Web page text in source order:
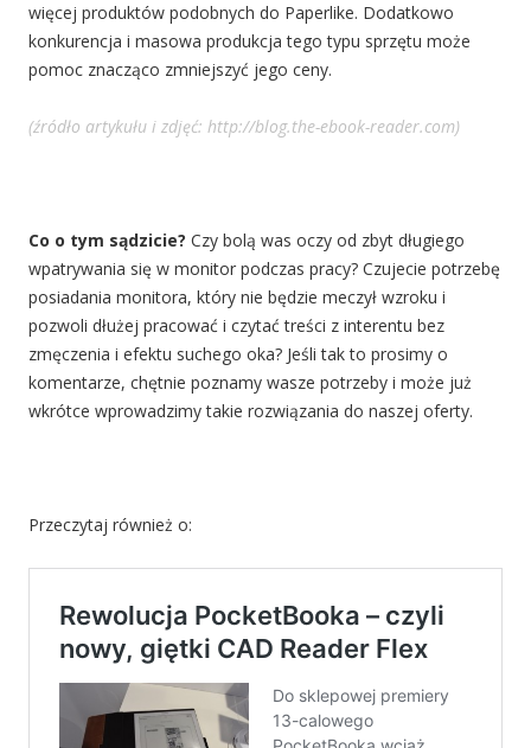
więcej produktów podobnych do Paperlike. Dodatkowo
konkurencja i masowa produkcja tego typu sprzętu może
pomoc znacząco zmniejszyć jego ceny.
(źródło artykułu i zdjęć: http://blog.the-ebook-reader.com)
Co o tym sądzicie? Czy bolą was oczy od zbyt długiego
wpatrywania się w monitor podczas pracy? Czujecie potrzebę
posiadania monitora, który nie będzie meczył wzroku i
pozwoli dłużej pracować i czytać treści z interentu bez
zmęczenia i efektu suchego oka? Jeśli tak to prosimy o
komentarze, chętnie poznamy wasze potrzeby i może już
wkrótce wprowadzimy takie rozwiązania do naszej oferty.
Przeczytaj również o: